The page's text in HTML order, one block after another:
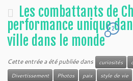
Les combattants de
performance unique
ville dans le monde
2
Cette entrée a été publiée dans curiosités
Divertissement
Photos paix style de vie